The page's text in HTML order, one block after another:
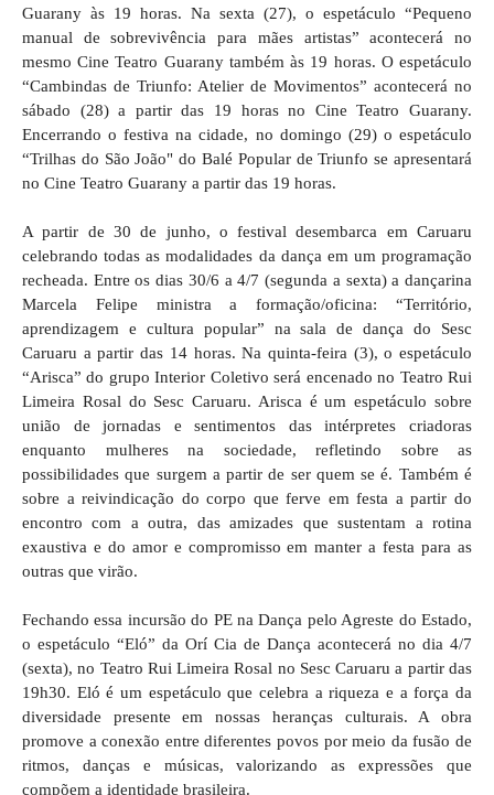
Guarany às 19 horas. Na sexta (27), o espetáculo “Pequeno
manual de sobrevivência para mães artistas” acontecerá no
mesmo Cine Teatro Guarany também às 19 horas. O espetáculo
“Cambindas de Triunfo: Atelier de Movimentos” acontecerá no
sábado (28) a partir das 19 horas no Cine Teatro Guarany.
Encerrando o festiva na cidade, no domingo (29) o espetáculo
“Trilhas do São João" do Balé Popular de Triunfo se apresentará
no Cine Teatro Guarany a partir das 19 horas.
A partir de 30 de junho, o festival desembarca em Caruaru
celebrando todas as modalidades da dança em um programação
recheada. Entre os dias 30/6 a 4/7 (segunda a sexta) a dançarina
Marcela Felipe ministra a formação/oficina: “Território,
aprendizagem e cultura popular” na sala de dança do Sesc
Caruaru a partir das 14 horas. Na quinta-feira (3), o espetáculo
“Arisca” do grupo Interior Coletivo será encenado no Teatro Rui
Limeira Rosal do Sesc Caruaru. Arisca é um espetáculo sobre
união de jornadas e sentimentos das intérpretes criadoras
enquanto mulheres na sociedade, refletindo sobre as
possibilidades que surgem a partir de ser quem se é. Também é
sobre a reivindicação do corpo que ferve em festa a partir do
encontro com a outra, das amizades que sustentam a rotina
exaustiva e do amor e compromisso em manter a festa para as
outras que virão.
Fechando essa incursão do PE na Dança pelo Agreste do Estado,
o espetáculo “Eló” da Orí Cia de Dança acontecerá no dia 4/7
(sexta), no Teatro Rui Limeira Rosal no Sesc Caruaru a partir das
19h30. Eló é um espetáculo que celebra a riqueza e a força da
diversidade presente em nossas heranças culturais. A obra
promove a conexão entre diferentes povos por meio da fusão de
ritmos, danças e músicas, valorizando as expressões que
compõem a identidade brasileira.